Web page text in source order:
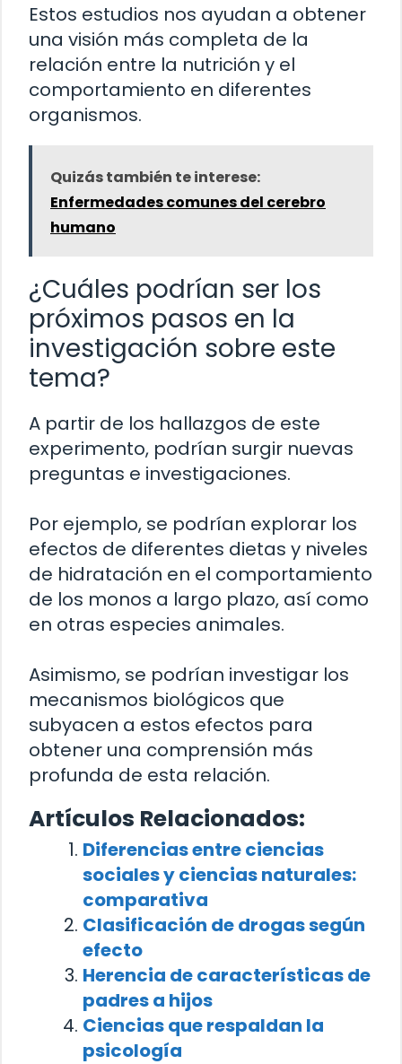
Estos estudios nos ayudan a obtener
una visión más completa de la
relación entre la nutrición y el
comportamiento en diferentes
organismos.
Quizás también te interese:
Enfermedades comunes del cerebro
humano
¿Cuáles podrían ser los
próximos pasos en la
investigación sobre este
tema?
A partir de los hallazgos de este
experimento, podrían surgir nuevas
preguntas e investigaciones.
Por ejemplo, se podrían explorar los
efectos de diferentes dietas y niveles
de hidratación en el comportamiento
de los monos a largo plazo, así como
en otras especies animales.
Asimismo, se podrían investigar los
mecanismos biológicos que
subyacen a estos efectos para
obtener una comprensión más
profunda de esta relación.
Artículos Relacionados:
Diferencias entre ciencias
sociales y ciencias naturales:
comparativa
Clasificación de drogas según
efecto
Herencia de características de
padres a hijos
Ciencias que respaldan la
psicología